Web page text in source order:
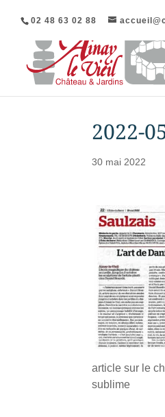
02 48 63 02 88
2022-
30 mai 2022
article sur le
sublime